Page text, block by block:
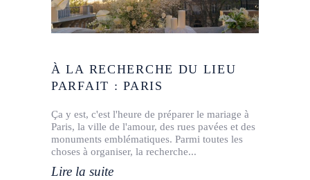
À LA RECHERCHE DU LIEU
PARFAIT : PARIS
Ça y est, c'est l'heure de préparer le mariage à
Paris, la ville de l'amour, des rues pavées et des
monuments emblématiques. Parmi toutes les
choses à organiser, la recherche
Lire la suite